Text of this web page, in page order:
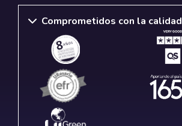
Comprometidos con la calidad